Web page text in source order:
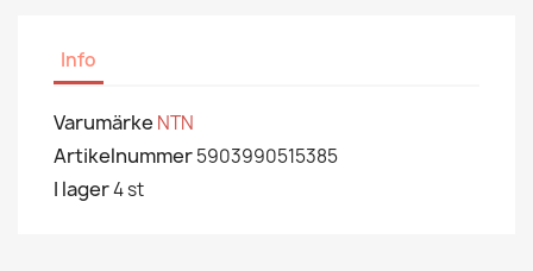
Info
Varumärke NTN
Artikelnummer5903990515385
I lager4 st